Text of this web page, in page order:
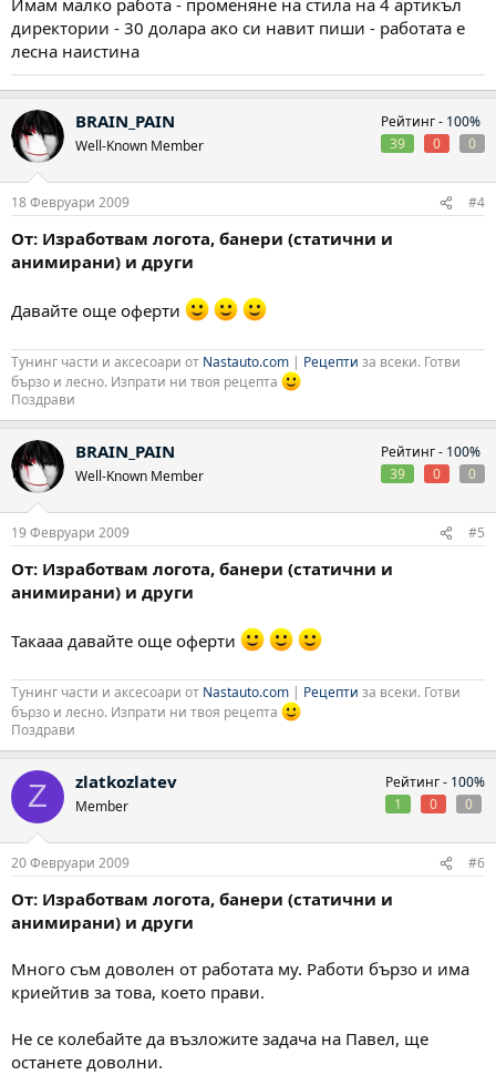
директории - 30 долара ако си навит пиши - работата е
лесна наистина
BRAIN_PAIN
Well-Known Member
Рейтинг - 100%
39
0 0
18 Февруари 2009 #4
От: Изработвам логота, банери (статични и
анимирани) и други
Давайте още оферти
Тунинг части и аксесоари от Nastauto.com | Рецепти за всеки. Готви
бързо и лесно. Изпрати ни твоя рецепта
Поздрави
BRAIN_PAIN
Well-Known Member
Рейтинг - 100%
39
0 0
19 Февруари 2009 #5
От: Изработвам логота, банери (статични и
анимирани) и други
Такааа давайте още оферти
Тунинг части и аксесоари от Nastauto.com | Рецепти за всеки. Готви
бързо и лесно. Изпрати ни твоя рецепта
Поздрави
Z zlatkozlatev
Member
Рейтинг - 100%
1
0 0
20 Февруари 2009 #6
От: Изработвам логота, банери (статични и
анимирани) и други
Много съм доволен от работата му. Работи бързо и има
криейтив за това, което прави.
Не се колебайте да възложите задача на Павел, ще
останете доволни.